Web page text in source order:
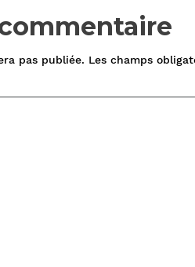
pas publiée. Les champs